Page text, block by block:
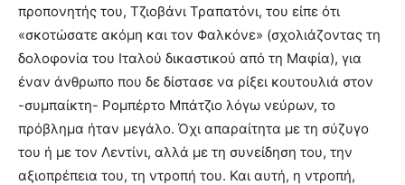
προπονητής του, Τζιοβάνι Τραπατόνι, του είπε ότι
«σκοτώσατε ακόμη και τον Φαλκόνε» (σχολιάζοντας τη
δολοφονία του Ιταλού δικαστικού από τη Μαφία), για
έναν άνθρωπο που δε δίστασε να ρίξει κουτουλιά στον
-συμπαίκτη- Ρομπέρτο Μπάτζιο λόγω νεύρων, το
πρόβλημα ήταν μεγάλο. Όχι απαραίτητα με τη σύζυγο
του ή με τον Λεντίνι, αλλά με τη συνείδηση του, την
αξιοπρέπεια του, τη ντροπή του. Και αυτή, η ντροπή,